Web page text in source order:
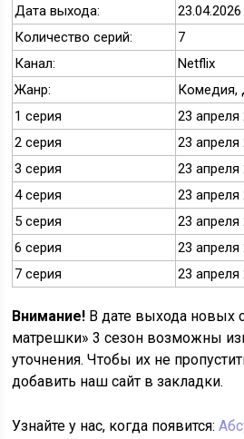
Дата выхода:
23.04.2026
Количество серий:
7
Канал:
Netflix
Жанр:
Комедия,
1 серия
23 апреля
2 серия
23 апреля
3 серия
23 апреля
4 серия
23 апреля
5 серия
23 апреля
6 серия
23 апреля
7 серия
23 апреля
Внимание! В дате выхода новых
матрешки» 3 сезон возможны
уточнения. Чтобы их не
добавить наш сайт в закладки.
Узнайте у нас, когда появится: